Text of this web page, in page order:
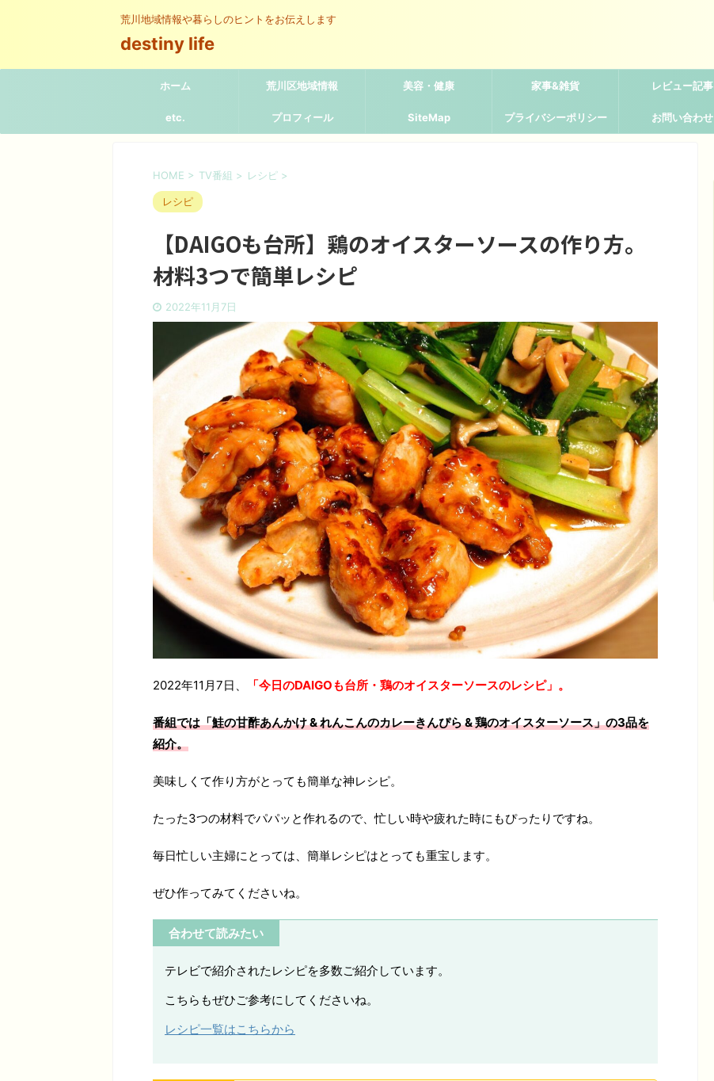
荒川地域情報や暮らしのヒントをお伝えします
destiny life
ホーム 荒川区地域情報 美容・健康 家事&雑貨 レビュー記事
etc. プロフィール SiteMap プライバシーポリシー お問い合わせ
HOME > TV番組 > レシピ >
レシピ
【DAIGOも台所】鶏のオイスターソースの作り方。
材料3つで簡単レシピ
2022年11月7日
2022年11月7日、 「今日のDAIGOも台所・鶏のオイスターソースのレシピ」 。
番組では「鮭の甘酢あんかけ & れんこんのカレーきんぴら & 鶏のオイスターソース」の3品を
紹介。
美味しくて作り方がとっても簡単な神レシピ。
たった3つの材料でパパッと作れるので、忙しい時や疲れた時にもぴったりですね。
毎日忙しい主婦にとっては、簡単レシピはとっても重宝します。
ぜひ作ってみてくださいね。
合わせて読みたい
テレビで紹介されたレシピを多数ご紹介しています。
こちらもぜひご参考にしてくださいね。
レシピ一覧はこちらから